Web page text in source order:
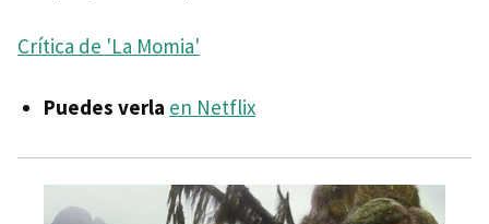
Crítica de 'La Momia'
Puedes verla en Netflix